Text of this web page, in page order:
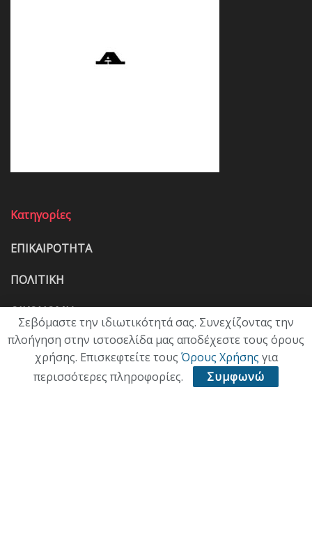
Κατηγορίες
ΕΠΙΚΑΙΡΟΤΗΤΑ
ΠΟΛΙΤΙΚΗ
ΟΙΚΟΝΟΜΙΑ
ΠΟΛΙΤΙΣΜΟΣ
ΥΓΕΙΑ
Σεβόμαστε την ιδιωτικότητά σας. Συνεχίζοντας την
πλοήγηση στην ιστοσελίδα μας αποδέχεστε τους όρους
χρήσης. Επισκεφτείτε τους Όρους Χρήσης για
περισσότερες πληροφορίες.
Συμφωνώ